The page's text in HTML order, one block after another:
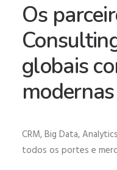
Os
globais
CRM, Big Data,
todos os portes e